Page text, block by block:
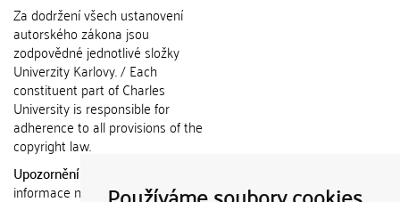
Za dodržení všech ustanovení
autorského zákona jsou
zodpovědné jednotlivé složky
Univerzity Karlovy. / Each
constituent part of Charles
University is responsible for
adherence to all provisions of the
copyright law.
Upozornění / Notice:
informace nemohou být použity k